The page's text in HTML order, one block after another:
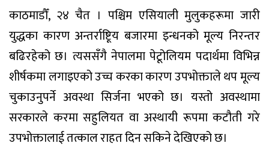
काठमाडौँ, २४ चैत । पश्चिम एसियाली मुलुकहरूमा जारी
युद्धका कारण अन्तर्राष्टिूय बजारमा इन्धनको मूल्य निरन्तर
बढिरहेको छ। त्यससँगै नेपालमा पेटूोलियम पदार्थमा विभिन्न
शीर्षकमा लगाइएको उच्च करका कारण उपभोक्ताले थप मूल्य
चुकाउनुपर्ने अवस्था सिर्जना भएको छ। यस्तो अवस्थामा
सरकारले करमा सहुलियत वा अस्थायी रूपमा कटौती गरे
उपभोक्तालाई तत्काल राहत दिन सकिने देखिएको छ।